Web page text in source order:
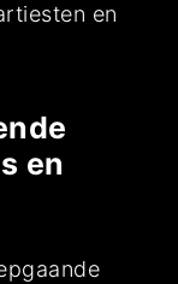
en
en